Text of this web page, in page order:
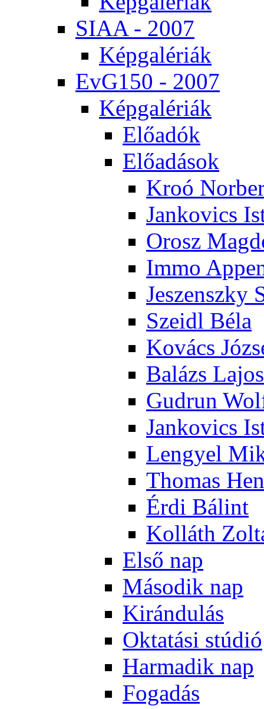
SI­AA - 2007
Kép­ga­lé­ri­ák
EvG150 - 2007
Kép­ga­lé­ri­ák
Elő­adók
Elő­adá­sok
Kroó
Jan­ko­vics
Orosz
Im­mo
Je­szensz­ky
Szeidl Bé­la
Ko­vács
Ba­lázs La­jos
Gud­run
Jan­ko­vics
Len­gyel
Tho­mas
Ér­di Bá­lint
Kol­láth
El­ső nap
Má­so­dik nap
Ki­rán­du­lás
Ok­ta­tá­si stú­dió
Har­ma­dik nap
Fo­ga­dás